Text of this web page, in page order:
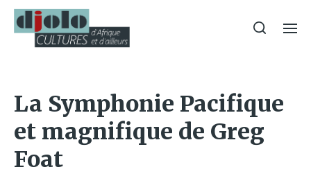
La Symphonie Pacifique
et magnifique de Greg
Foat